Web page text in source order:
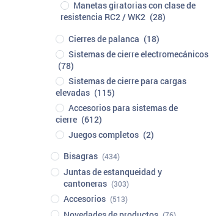
Manetas giratorias con clase de
resistencia RC2 / WK2 (28)
Cierres de palanca (18)
Sistemas de cierre electromecánicos
(78)
Sistemas de cierre para cargas
elevadas (115)
Accesorios para sistemas de
cierre (612)
Juegos completos (2)
Bisagras (434)
Juntas de estanqueidad y
cantoneras (303)
Accesorios (513)